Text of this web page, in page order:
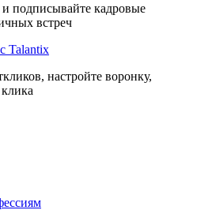
подписывайте кадровые
встреч
Talantix
настройте воронку,